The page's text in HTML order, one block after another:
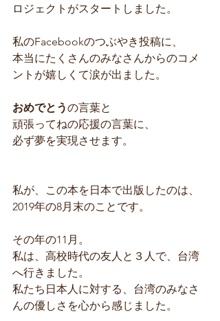
ロジェクトがスタートしました。
私のFacebookのつぶやき投稿に、
本当にたくさんのみなさんからのコメ
ントが嬉しくて涙が出ました。
おめでとうの言葉と
頑張ってねの応援の言葉に、
必ず夢を実現させます。
私が、この本を日本で出版したのは、
2019年の8月末のことです。
その年の11月。
私は、高校時代の友人と３人で、台湾
へ行きました。
私たち日本人に対する、台湾のみなさ
んの優しさを心から感じました。